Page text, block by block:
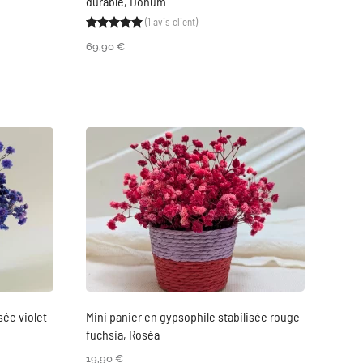
sur notations client
Noté 5.00sur 5 basé sur
1
(1 avis client)
69,90 €
violet
Mini panier en gypsophile stabilisée rouge
fuchsia, Roséa
19,90 €